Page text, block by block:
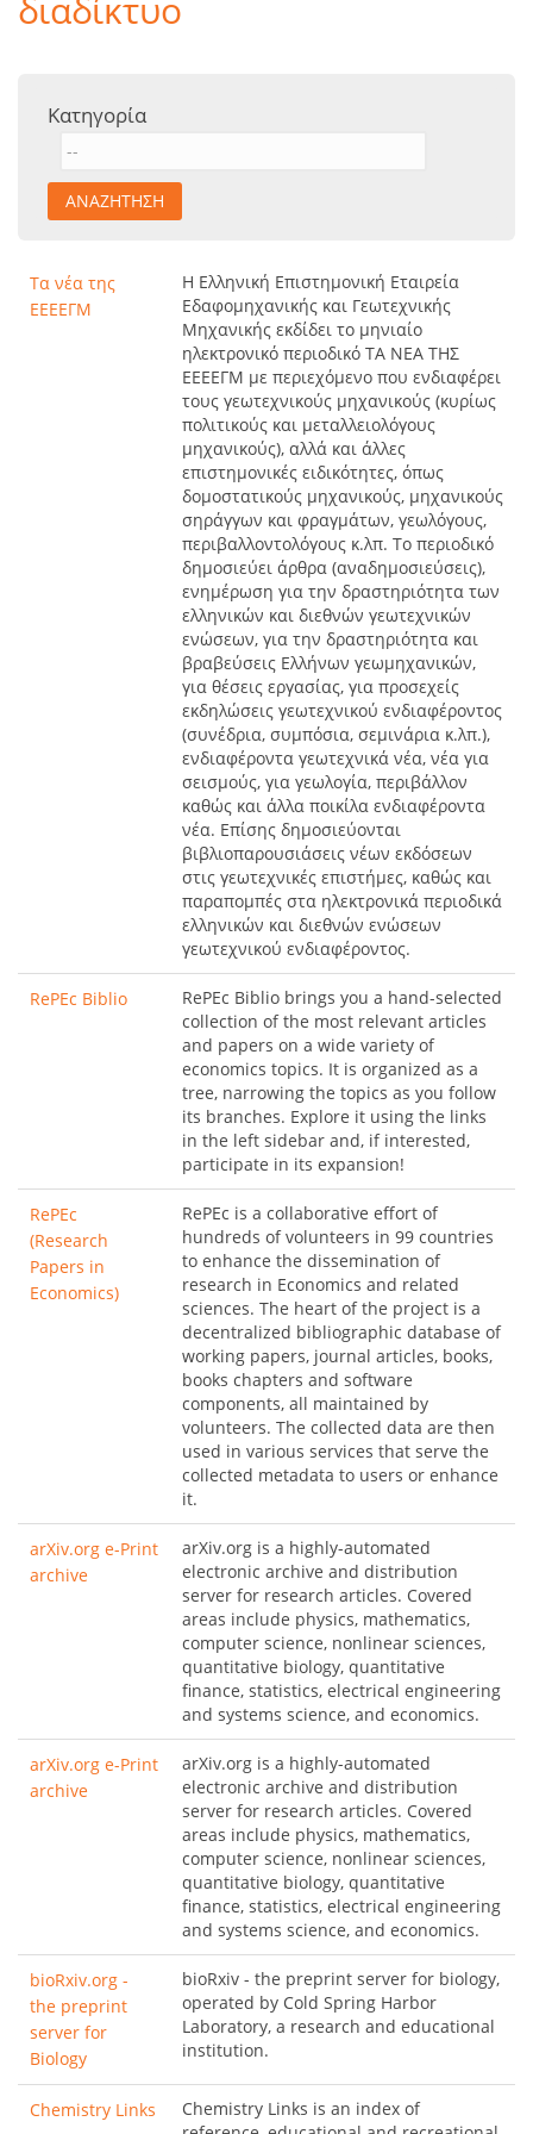
Υπηρεσίες
Περισσότερα
διαδίκτυο
Κατηγορία
Τα νέα της
ΕΕΕΕΓΜ
Η Ελληνική Επιστημονική Εταιρεία
Εδαφομηχανικής και Γεωτεχνικής
Μηχανικής εκδίδει το μηνιαίο
ηλεκτρονικό περιοδικό ΤΑ ΝΕΑ ΤΗΣ
ΕΕΕΕΓΜ με περιεχόμενο που ενδιαφέρει
τους γεωτεχνικούς μηχανικούς (κυρίως
πολιτικούς και μεταλλειολόγους
μηχανικούς), αλλά και άλλες
επιστημονικές ειδικότητες, όπως
δομοστατικούς μηχανικούς, μηχανικούς
σηράγγων και φραγμάτων, γεωλόγους,
περιβαλλοντολόγους κ.λπ. Το περιοδικό
δημοσιεύει άρθρα (αναδημοσιεύσεις),
ενημέρωση για την δραστηριότητα των
ελληνικών και διεθνών γεωτεχνικών
ενώσεων, για την δραστηριότητα και
βραβεύσεις Ελλήνων γεωμηχανικών,
για θέσεις εργασίας, για προσεχείς
εκδηλώσεις γεωτεχνικού ενδιαφέροντος
(συνέδρια, συμπόσια, σεμινάρια κ.λπ.),
ενδιαφέροντα γεωτεχνικά νέα, νέα για
σεισμούς, για γεωλογία, περιβάλλον
καθώς και άλλα ποικίλα ενδιαφέροντα
νέα. Επίσης δημοσιεύονται
βιβλιοπαρουσιάσεις νέων εκδόσεων
στις γεωτεχνικές επιστήμες, καθώς και
παραπομπές στα ηλεκτρονικά περιοδικά
ελληνικών και διεθνών ενώσεων
γεωτεχνικού ενδιαφέροντος.
RePEc Biblio
RePEc Biblio brings you a hand-selected
collection of the most relevant articles
and papers on a wide variety of
economics topics. It is organized as a
tree, narrowing the topics as you follow
its branches. Explore it using the links
in the left sidebar and, if interested,
participate in its expansion!
RePEc
(Research
Papers in
Economics)
RePEc is a collaborative effort of
hundreds of volunteers in 99 countries
to enhance the dissemination of
research in Economics and related
sciences. The heart of the project is a
decentralized bibliographic database of
working papers, journal articles, books,
books chapters and software
components, all maintained by
volunteers. The collected data are then
used in various services that serve the
collected metadata to users or enhance
it.
arXiv.org e-Print
archive
arXiv.org is a highly-automated
electronic archive and distribution
server for research articles. Covered
areas include physics, mathematics,
computer science, nonlinear sciences,
quantitative biology, quantitative
finance, statistics, electrical engineering
and systems science, and economics.
arXiv.org e-Print
archive
arXiv.org is a highly-automated
electronic archive and distribution
server for research articles. Covered
areas include physics, mathematics,
computer science, nonlinear sciences,
quantitative biology, quantitative
finance, statistics, electrical engineering
and systems science, and economics.
bioRxiv.org -
the preprint
server for
Biology
bioRxiv - the preprint server for biology,
operated by Cold Spring Harbor
Laboratory, a research and educational
institution.
Chemistry Links
Chemistry Links is an index of